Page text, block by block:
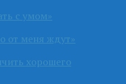
с умом»
от меня ждут»
хорошего